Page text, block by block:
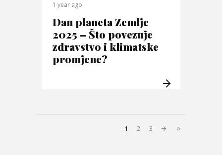
1 year ago
Dan planeta Zemlje
2025 – Što povezuje
zdravstvo i klimatske
promjene?
1 2 3